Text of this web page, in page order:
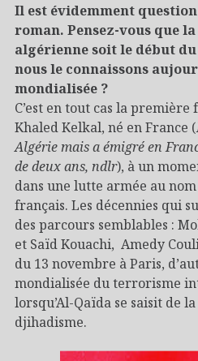
Il est évidemment
roman. Pensez-vous que
algérienne soit le début
nous le connaissons
mondialisée ?
C’est en tout cas la première
Khaled Kelkal, né en France (
Algérie mais a émigré en
de deux ans, ndlr), à un
dans une lutte armée au
français. Les décennies qui
des parcours semblables :
et Saïd Kouachi, Amedy
du 13 novembre à Paris,
mondialisée du terrorisme
lorsqu’Al-Qaïda se saisit de
djihadisme.